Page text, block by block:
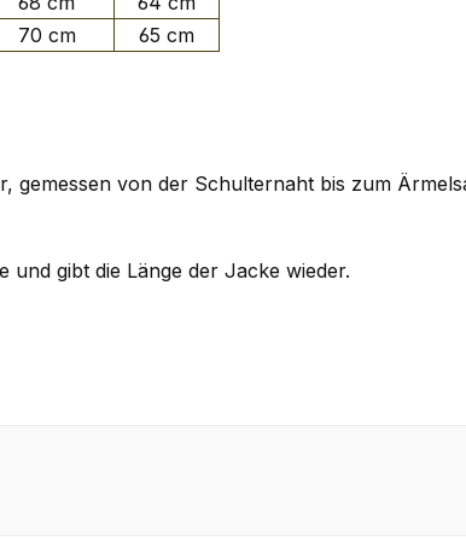
70 cm 65 cm
gemessen von der Schulternaht bis zum
und gibt die Länge der Jacke wieder.